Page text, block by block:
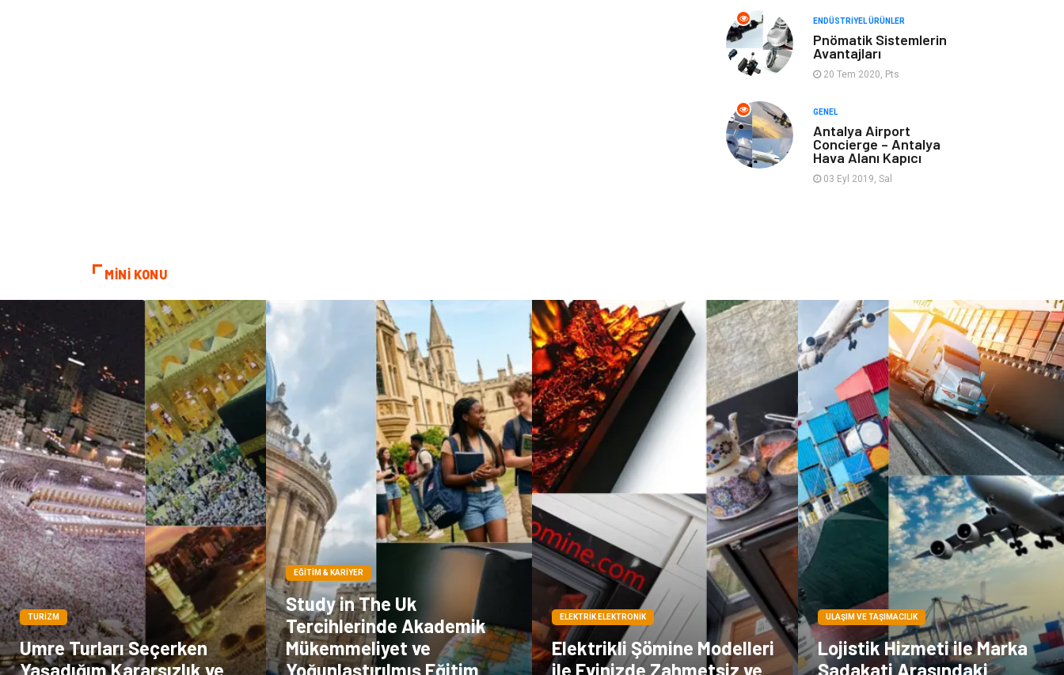
Ambalaj Finans & Ekonomi
Markalar Nakliyat
Bilişim Restaurant
İnternet
Servisleri
Doğal Enerji
Kaynakları
İşitme
Hediyelik Eşya Veteriner
Pazarlama Moda
ENDÜSTRIYEL ÜRÜNLER
Pnömatik Sistemlerin
Avantajları
20 Tem 2020, Pts
GENEL
Antalya Airport
Concierge – Antalya
Hava Alanı Kapıcı
03 Eyl 2019, Sal
MİNİ KONU
TURIZM
Umre Turları Seçerken
Yaşadığım Kararsızlık ve
EĞITIM & KARIYER
Study in The Uk
Tercihlerinde Akademik
Mükemmeliyet ve
Yoğunlaştırılmış Eğitim
ELEKTRIK ELEKTRONIK
Elektrikli Şömine Modelleri
ile Evinizde Zahmetsiz ve
ULAŞIM VE TAŞIMACILIK
Lojistik Hizmeti ile Marka
Sadakati Arasındaki